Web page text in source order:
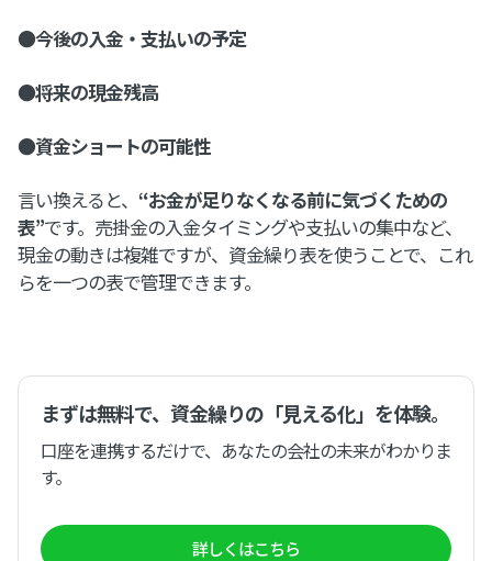
●今後の入金・支払いの予定
●将来の現金残高
●資金ショートの可能性
言い換えると、 “お金が足りなくなる前に気づくための
表”です。売掛金の入金タイミングや支払いの集中など、
現金の動きは複雑ですが、資金繰り表を使うことで、これ
らを一つの表で管理できます。
まずは無料で、資金繰りの「見える化」を体験。
口座を連携するだけで、あなたの会社の未来がわかりま
す。
詳しくはこちら